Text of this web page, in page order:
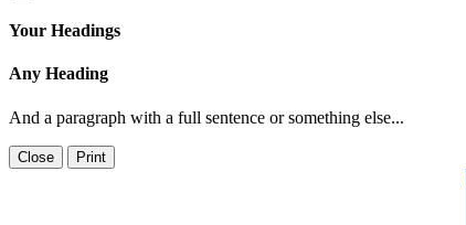
Your Headings
Any Heading
And a paragraph with a full sentence or something else...
Close Print